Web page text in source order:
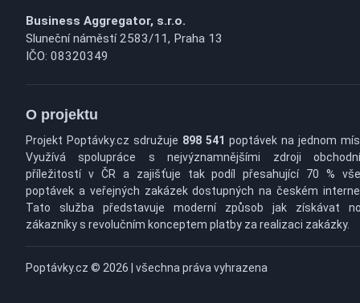
Business Aggregator, s.r.o.
Sluneční náměstí 2583/11, Praha 13
IČO: 08320349
O projektu
Projekt Poptávky.cz sdružuje 898 541 poptávek na jednom
Využívá spolupráce s nejvýznamnějšími zdroji
příležitostí v ČR a zajišťuje tak podíl přesahující 70 %
poptávek a veřejných zakázek dostupných na českém
Tato služba představuje moderní způsob jak získávat
zákazníky s revolučním konceptem platby za realizaci zakázky.
Poptávky.cz © 2026 | všechna práva vyhrazena